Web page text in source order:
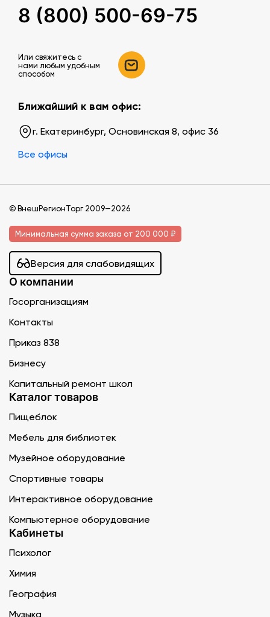
8 (800) 500-69-75
Или свяжитесь c
нами любым удобным
способом
Ближайший к вам офис:
г. Екатеринбург, Основинская 8, офис 36
Все офисы
© ВнешРегионТорг 2009—2026
Минимальная сумма заказа от 200 000 ₽
Версия для слабовидящих
О компании
Госорганизациям
Контакты
Приказ 838
Бизнесу
Капитальный ремонт школ
Каталог товаров
Пищеблок
Мебель для библиотек
Музейное оборудование
Спортивные товары
Интерактивное оборудование
Компьютерное оборудование
Кабинеты
Психолог
Химия
География
Музыка